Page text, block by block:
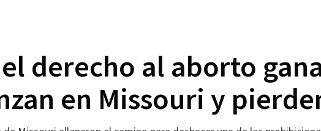
derecho al aborto
en Missouri y